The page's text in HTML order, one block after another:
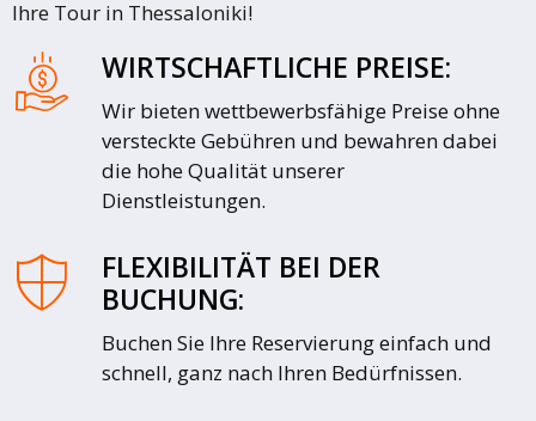
Ihre Tour in Thessaloniki!
WIRTSCHAFTLICHE PREISE:
Wir bieten wettbewerbsfähige Preise ohne
versteckte Gebühren und bewahren dabei
die hohe Qualität unserer
Dienstleistungen.
FLEXIBILITÄT BEI DER
BUCHUNG:
Buchen Sie Ihre Reservierung einfach und
schnell, ganz nach Ihren Bedürfnissen.